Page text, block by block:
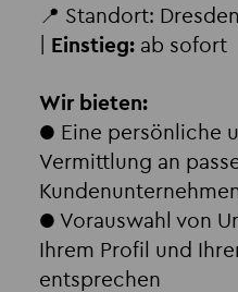
📍 Standort:
Einstieg:ab sofort
Wir bieten:
● Eine persönliche
Vermittlung an
● Vorauswahl von
Ihrem Profil und
entsprechen